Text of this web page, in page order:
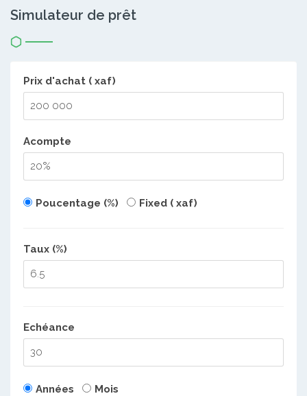
Simulateur de prêt
Prix d'achat ( xaf)
Acompte
Poucentage (%) Fixed ( xaf)
Taux (%)
Echéance
Années Mois